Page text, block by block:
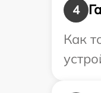
4
Как